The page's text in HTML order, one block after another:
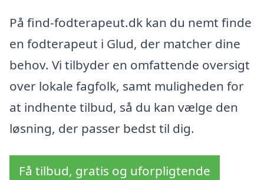
På find-fodterapeut.dk kan du nemt finde
en fodterapeut i Glud, der matcher dine
behov. Vi tilbyder en omfattende oversigt
over lokale fagfolk, samt muligheden for
at indhente tilbud, så du kan vælge den
løsning, der passer bedst til dig.
Få tilbud, gratis og uforpligtende